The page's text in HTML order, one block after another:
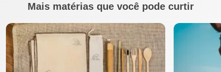
Mais matérias que você pode curtir